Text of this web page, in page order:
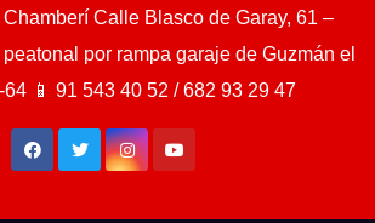
Calle Blasco de Garay, 61 –
por rampa garaje de Guzmán el
64 📱 91 543 40 52 / 682 93 29 47